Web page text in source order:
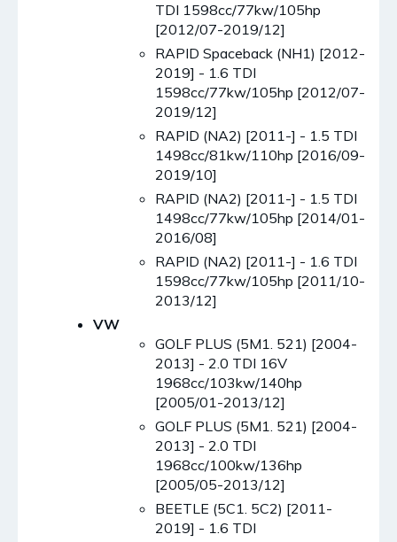
TDI 1598cc/77kw/105hp
[2012/07-2019/12]
RAPID Spaceback (NH1) [2012-
2019] - 1.6 TDI
1598cc/77kw/105hp [2012/07-
2019/12]
RAPID (NA2) [2011-] - 1.5 TDI
1498cc/81kw/110hp [2016/09-
2019/10]
RAPID (NA2) [2011-] - 1.5 TDI
1498cc/77kw/105hp [2014/01-
2016/08]
RAPID (NA2) [2011-] - 1.6 TDI
1598cc/77kw/105hp [2011/10-
2013/12]
VW
GOLF PLUS (5M1. 521) [2004-
2013] - 2.0 TDI 16V
1968cc/103kw/140hp
[2005/01-2013/12]
GOLF PLUS (5M1. 521) [2004-
2013] - 2.0 TDI
1968cc/100kw/136hp
[2005/05-2013/12]
BEETLE (5C1. 5C2) [2011-
2019] - 1.6 TDI